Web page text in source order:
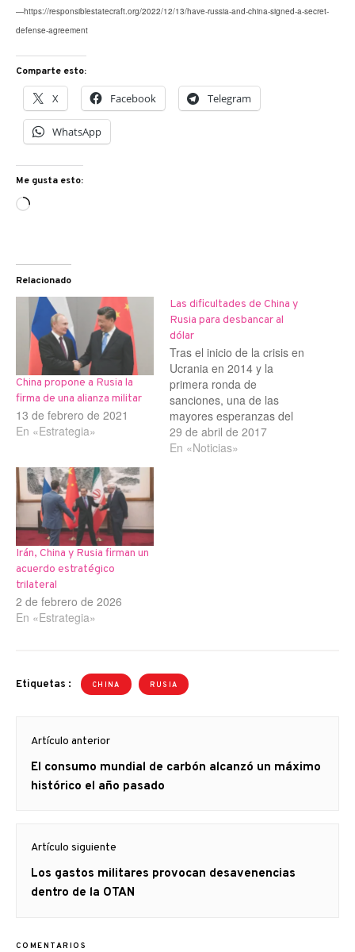
—https://responsiblestatecraft.org/2022/12/13/have-russia-and-china-signed-a-secret-
defense-agreement
Comparte esto:
X Facebook Telegram
WhatsApp
Me gusta esto:
Cargando...
Relacionado
China propone a Rusia la
firma de una alianza militar
13 de febrero de 2021
En «Estrategia»
Las dificultades de China y
Rusia para desbancar al
dólar
Tras el inicio de la crisis en
Ucrania en 2014 y la
primera ronda de
sanciones, una de las
mayores esperanzas del
acercamiento chino-ruso
fue el intercambio de
29 de abril de 2017
En «Noticias»
Irán, China y Rusia firman un
acuerdo estratégico
trilateral
2 de febrero de 2026
En «Estrategia»
Etiquetas : CHINA RUSIA
de
entradas
Artículo anterior
Artículo
anterior
El consumo mundial de carbón alcanzó un máximo
histórico el año pasado
Artículo siguiente
Artículo
siguiente:
Los gastos militares provocan desavenencias
dentro de la OTAN
COMENTARIOS